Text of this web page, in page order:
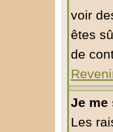
voir
êtes
de
Je me
Les